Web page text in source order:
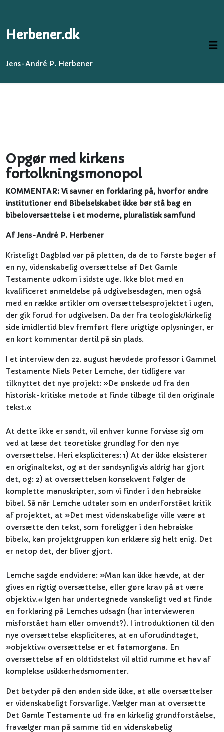
Herbener.dk
Jens-André P. Herbener
Opgør med kirkens
fortolkningsmonopol
KOMMENTAR: Vi savner en forklaring på, hvorfor andre
institutioner end Bibelselskabet ikke bør stå bag en
bibeloversættelse i et moderne, pluralistisk samfund
Af Jens-André P. Herbener
Kristeligt Dagblad var på pletten, da de to første bøger af
en ny, videnskabelig oversættelse af Det Gamle
Testamente udkom i sidste uge. Ikke blot med en
kvalificeret anmeldelse på udgivelsesdagen, men også
med en række artikler om oversættelsesprojektet i ugen,
der gik forud for udgivelsen. Da der fra teologisk/kirkelig
side imidlertid blev fremført flere urigtige oplysninger, er
en kort kommentar dertil på sin plads.
I et interview den 22. august hævdede professor i Gammel
Testamente Niels Peter Lemche, der tidligere var
tilknyttet det nye projekt: »De ønskede ud fra den
historisk-kritiske metode at finde tilbage til den originale
tekst.«
At dette ikke er sandt, vil enhver kunne forvisse sig om
ved at læse det teoretiske grundlag for den nye
oversættelse. Heri ekspliciteres: 1) At der ikke eksisterer
en originaltekst, og at der sandsynligvis aldrig har gjort
det, og: 2) at oversættelsen konsekvent følger de
komplette manuskripter, som vi finder i den hebraiske
bibel. Så når Lemche udtaler som en underforstået kritik
af projektet, at »Det mest videnskabelige ville være at
oversætte den tekst, som foreligger i den hebraiske
bibel«, kan projektgruppen kun erklære sig helt enig. Det
er netop det, der bliver gjort.
Lemche sagde endvidere: »Man kan ikke hævde, at der
gives en rigtig oversættelse, eller gøre krav på at være
objektiv.« Igen har undertegnede vanskeligt ved at finde
en forklaring på Lemches udsagn (har intervieweren
misforstået ham eller omvendt?). I introduktionen til den
nye oversættelse ekspliciteres, at en uforudindtaget,
»objektiv« oversættelse er et fatamorgana. En
oversættelse af en oldtidstekst vil altid rumme et hav af
komplekse usikkerhedsmomenter.
Det betyder på den anden side ikke, at alle oversættelser
er videnskabeligt forsvarlige. Vælger man at oversætte
Det Gamle Testamente ud fra en kirkelig grundforståelse,
fravælger man på samme tid en videnskabelig